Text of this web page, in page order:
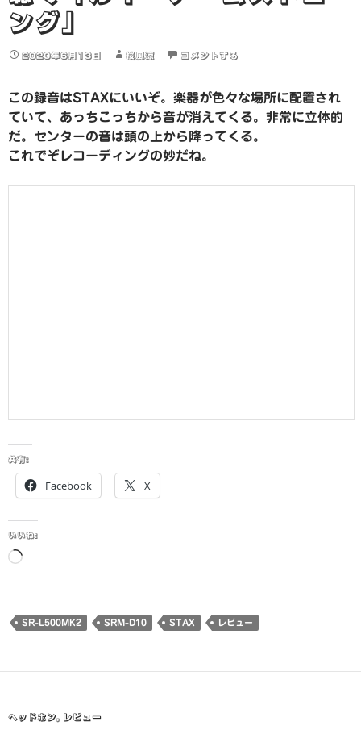
ング」
2020年6月13日 桜風涼 コメントする
この録音はSTAXにいいぞ。楽器が色々な場所に配置され
ていて、あっちこっちから音が消えてくる。非常に立体的
だ。センターの音は頭の上から降ってくる。
これでぞレコーディングの妙だね。
共有:
Facebook X
いいね:
読
み
SR-L500MK2 SRM-D10 STAX レビュー
ヘッドホン, レビュー